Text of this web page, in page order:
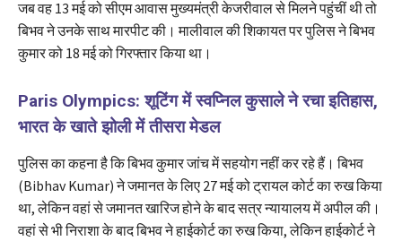
जब वह 13 मई को सीएम आवास मुख्यमंत्री केजरीवाल से मिलने पहुंचीं थी तो
बिभव ने उनके साथ मारपीट की। मालीवाल की शिकायत पर पुलिस ने बिभव
कुमार को 18 मई को गिरफ्तार किया था।
Paris Olympics: शूटिंग में स्वप्निल कुसाले ने रचा इतिहास,
भारत के खाते झोली में तीसरा मेडल
पुलिस का कहना है कि बिभव कुमार जांच में सहयोग नहीं कर रहे हैं। बिभव
(Bibhav Kumar) ने जमानत के लिए 27 मई को ट्रायल कोर्ट का रुख किया
था, लेकिन वहां से जमानत खारिज होने के बाद सत्र न्यायालय में अपील की।
वहां से भी निराशा के बाद बिभव ने हाईकोर्ट का रुख किया, लेकिन हाईकोर्ट ने